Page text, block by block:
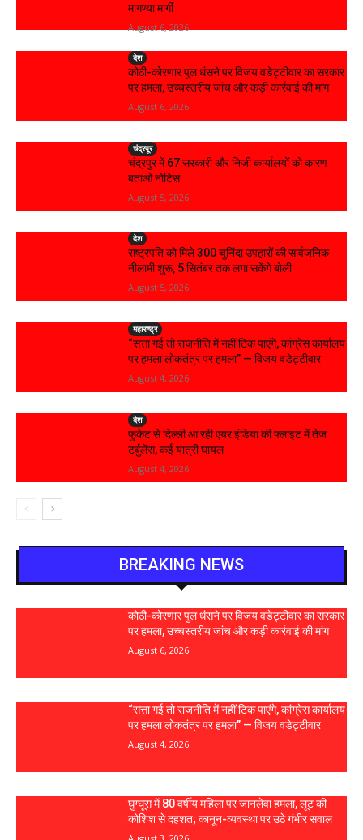
मागण्या मार्गी
August 6, 2026
देश
कोठी-कोरणार पुल धंसने पर विजय वडेट्टीवार का सरकार
पर हमला, उच्चस्तरीय जांच और कड़ी कार्रवाई की मांग
August 6, 2026
चंद्रपूर
चंद्रपुर में 67 सरकारी और निजी कार्यालयों को कारण
बताओ नोटिस
August 5, 2026
देश
राष्ट्रपति को मिले 300 चुनिंदा उपहारों की सार्वजनिक
नीलामी शुरू, 5 सितंबर तक लगा सकेंगे बोली
August 5, 2026
महाराष्ट्र
“सत्ता गई तो राजनीति में नहीं टिक पाएंगे, कांग्रेस कार्यालय
पर हमला लोकतंत्र पर हमला” — विजय वडेट्टीवार
August 4, 2026
देश
फुकेट से दिल्ली आ रही एयर इंडिया की फ्लाइट में तेज
टर्बुलेंस, कई यात्री घायल
August 4, 2026
BREAKING NEWS
कोठी-कोरणार पुल धंसने पर विजय वडेट्टीवार का सरकार
पर हमला, उच्चस्तरीय जांच और कड़ी कार्रवाई की मांग
August 6, 2026
“सत्ता गई तो राजनीति में नहीं टिक पाएंगे, कांग्रेस कार्यालय
पर हमला लोकतंत्र पर हमला” — विजय वडेट्टीवार
August 4, 2026
घुग्घूस में 80 वर्षीय महिला पर जानलेवा हमला, लूट की
कोशिश से दहशत; कानून-व्यवस्था पर उठे गंभीर सवाल